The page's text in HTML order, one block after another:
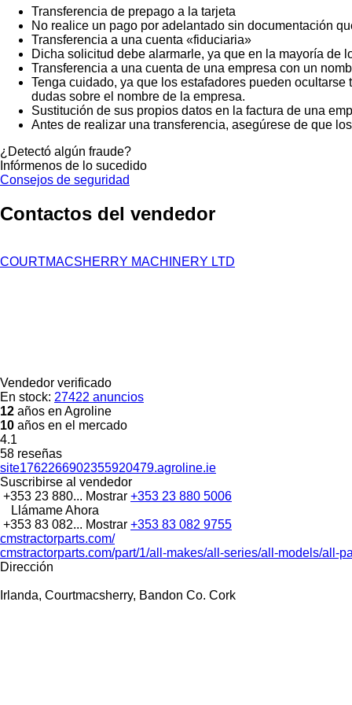
Transferencia de prepago a la tarjeta
No realice un pago por adelantado sin documentación
Transferencia a una cuenta «fiduciaria»
Dicha solicitud debe alarmarle, ya que en la mayoría de
Transferencia a una cuenta de una empresa con un
Tenga cuidado, ya que los estafadores pueden
dudas sobre el nombre de la empresa.
Sustitución de sus propios datos en la factura de una
Antes de realizar una transferencia, asegúrese de que
¿Detectó algún fraude?
Infórmenos de lo sucedido
Consejos de seguridad
Contactos del vendedor
COURTMACSHERRY MACHINERY LTD
Vendedor verificado
En stock: 27422 anuncios
12 años en Agroline
10 años en el mercado
4.1
58 reseñas
site1762266902355920479.agroline.ie
Suscribirse al vendedor
+353 23 880... Mostrar +353 23 880 5006
Llámame Ahora
+353 83 082... Mostrar +353 83 082 9755
cmstractorparts.com/
cmstractorparts.com/part/1/all-makes/all-series/all-models/all-
Dirección
Irlanda, Courtmacsherry, Bandon Co. Cork